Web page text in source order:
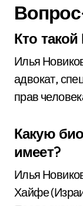
Кто
Илья
адвокат,
прав
Какую
имеет?
Илья
Хайфе